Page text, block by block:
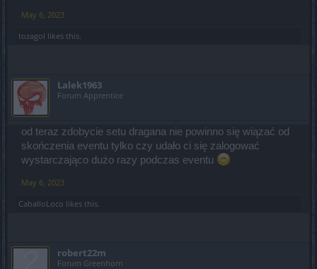
May 6, 2023
tozagol likes this.
Lalek1963
Forum Apprentice
od teraz zdobycie setu dragana nie powinno się wiązać od
skończenia eventu tylko czy udało ci się zalogować
wystarczająco dużo razy podczas eventu
May 6, 2023
CaballoLoco likes this.
robert22m
Forum Greenhorn